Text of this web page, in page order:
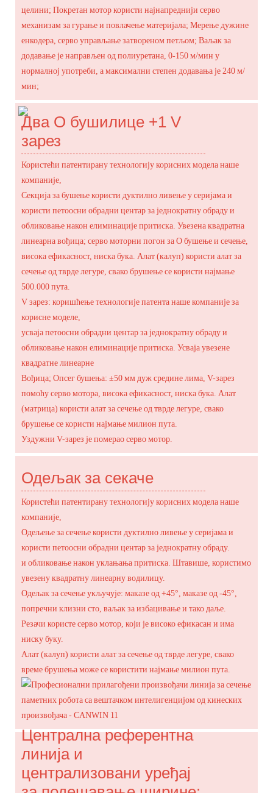
целини; Покретан мотор користи најнапреднији серво
механизам за гурање и повлачење материјала; Мерење дужине
енкодера, серво управљање затвореном петљом; Ваљак за
додавање је направљен од полиуретана, 0-150 м/мин у
нормалној употреби, а максимални степен додавања је 240 м/
мин;
Два О бушилице +1 V
зарез
Користећи патентирану технологију корисних модела наше
компаније,
Секција за бушење користи дуктилно ливење у серијама и
користи петоосни обрадни центар за једнократну обраду и
обликовање након елиминације притиска. Увезена квадратна
линеарна вођица; серво моторни погон за О бушење и сечење,
висока ефикасност, ниска бука. Алат (калуп) користи алат за
сечење од тврде легуре, свако брушење се користи најмање
500.000 пута.
V зарез: коришћење технологије патента наше компаније за
корисне моделе,
усваја петоосни обрадни центар за једнократну обраду и
обликовање након елиминације притиска. Усваја увезене
квадратне линеарне
Вођица; Опсег бушења: ±50 мм дуж средине лима, V-зарез
помоћу серво мотора, висока ефикасност, ниска бука. Алат
(матрица) користи алат за сечење од тврде легуре, свако
брушење се користи најмање милион пута.
Уздужни V-зарез је померао серво мотор.
Одељак за секаче
Користећи патентирану технологију корисних модела наше
компаније,
Одељење за сечење користи дуктилно ливење у серијама и
користи петоосни обрадни центар за једнократну обраду.
и обликовање након уклањања притиска. Штавише, користимо
увезену квадратну линеарну водилицу.
Одељак за сечење укључује: маказе од +45°, маказе од -45°,
попречни клизни сто, ваљак за избацивање и тако даље.
Резачи користе серво мотор, који је високо ефикасан и има
ниску буку.
Алат (калуп) користи алат за сечење од тврде легуре, свако
време брушења може се користити најмање милион пута.
Централна референтна
линија и
централизовани уређај